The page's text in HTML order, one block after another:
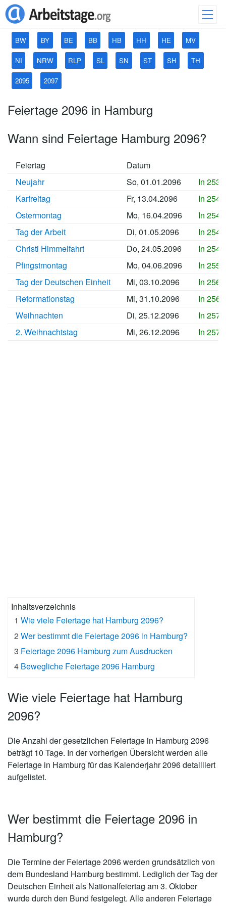
BW BY BE BB HB HH HE MV
NI NRW RLP SL SN ST SH TH
2095 2097
Feiertage 2096 in Hamburg
Wann sind Feiertage Hamburg 2096?
Feiertag
Datum
Neujahr
So, 01.01.2096
In
Karfreitag
Fr, 13.04.2096
In
Ostermontag
Mo, 16.04.2096
In
Tag der Arbeit
Di, 01.05.2096
In
Christi Himmelfahrt
Do, 24.05.2096
In
Pfingstmontag
Mo, 04.06.2096
In
Tag der Deutschen Einheit
Mi, 03.10.2096
In
Reformationstag
Mi, 31.10.2096
In
Weihnachten
Di, 25.12.2096
In
2. Weihnachtstag
Mi, 26.12.2096 In
Inhaltsverzeichnis
1 Wie viele Feiertage hat Hamburg 2096?
2 Wer bestimmt die Feiertage 2096 in Hamburg?
3 Feiertage 2096 Hamburg zum Ausdrucken
4 Bewegliche Feiertage 2096 Hamburg
Wie viele Feiertage hat Hamburg
2096?
Die Anzahl der gesetzlichen Feiertage in Hamburg 2096
beträgt 10 Tage. In der vorherigen Übersicht werden alle
Feiertage in Hamburg für das Kalenderjahr 2096 detailliert
aufgelistet.
Wer bestimmt die Feiertage 2096 in
Hamburg?
Die Termine der Feiertage 2096 werden grundsätzlich von
dem Bundesland Hamburg bestimmt. Lediglich der Tag der
Deutschen Einheit als Nationalfeiertag am 3. Oktober
wurde durch den Bund festgelegt. Alle anderen Feiertage